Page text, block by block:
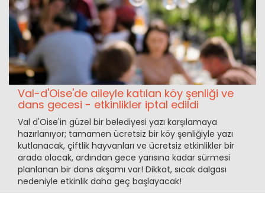
Val-d'Oise'de aileyle katılan köy şenliği ve
dans gecesi - etkinlikler iptal edildi
Val d'Oise'in güzel bir belediyesi yazı karşılamaya
hazırlanıyor; tamamen ücretsiz bir köy şenliğiyle yazı
kutlanacak, çiftlik hayvanları ve ücretsiz etkinlikler bir
arada olacak, ardından gece yarısına kadar sürmesi
planlanan bir dans akşamı var! Dikkat, sıcak dalgası
nedeniyle etkinlik daha geç başlayacak!